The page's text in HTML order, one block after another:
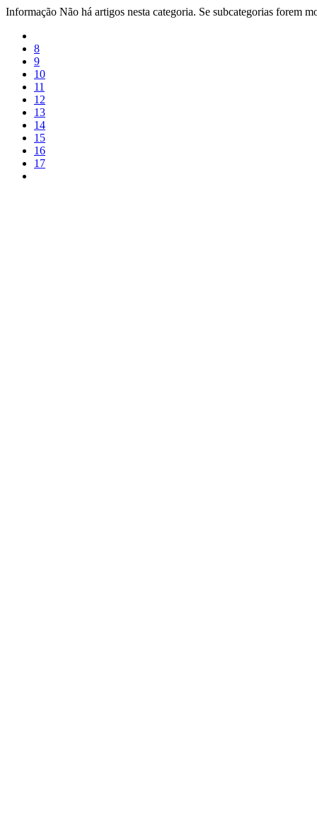
Informação Não há artigos nesta categoria. Se subcategorias forem
8
9
10
11
12
13
14
15
16
17